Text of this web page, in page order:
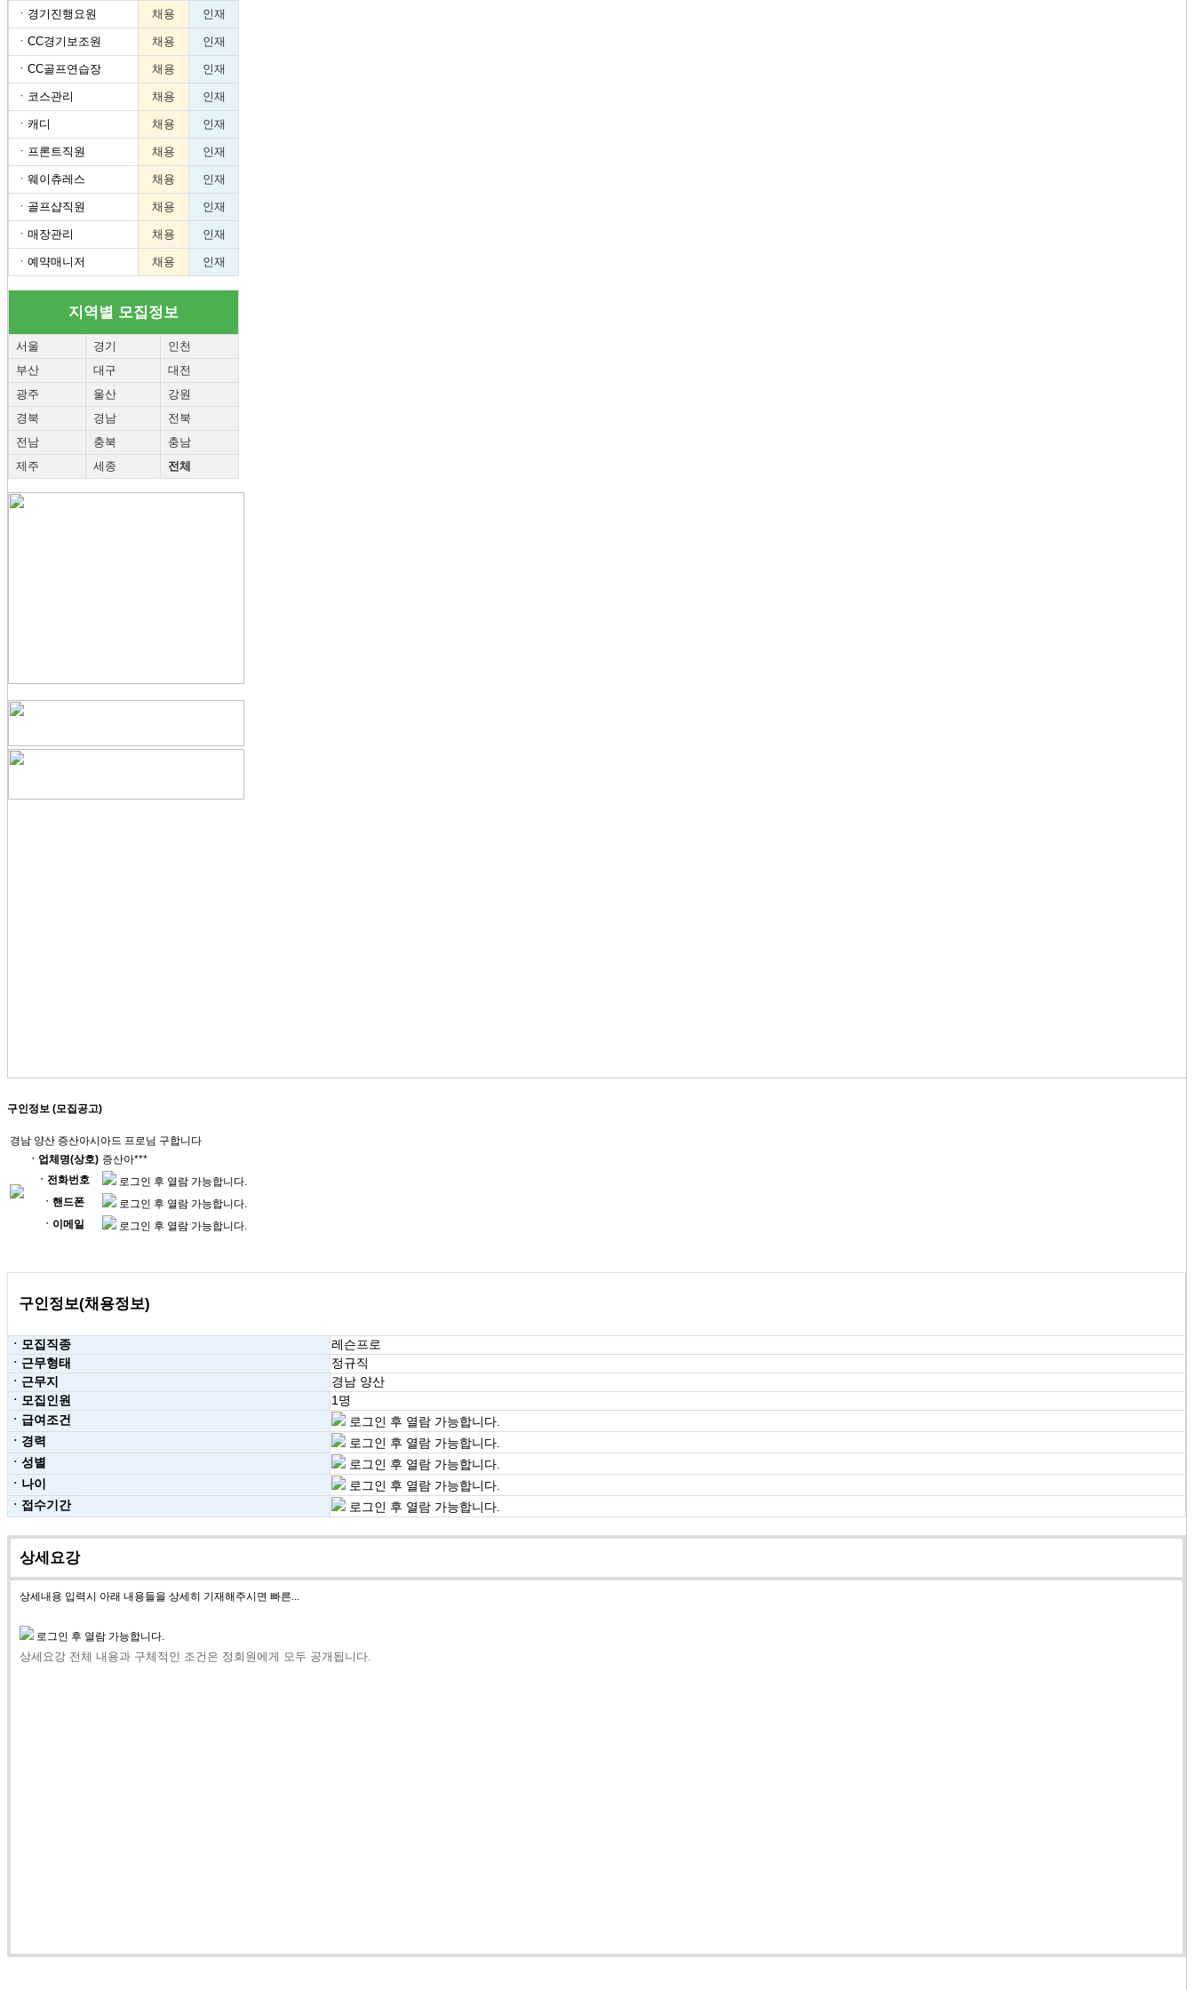
ㆍ 경기진행요원 채용 인재
ㆍ CC경기보조원 채용 인재
ㆍ CC골프연습장 채용 인재
ㆍ 코스관리 채용 인재
ㆍ 캐디 채용 인재
ㆍ 프론트직원 채용 인재
ㆍ 웨이츄레스 채용 인재
ㆍ 골프샵직원 채용 인재
ㆍ 매장관리 채용 인재
ㆍ 예약매니저 채용 인재
지역별 모집정보
서울 경기
인천
부산
대구
대전
광주
울산
강원
경북
경남
전북
전남
충북
충남
제주
세종 전체
구인정보 (모집공고)
경남 양산 증산아시아드 프로님 구합니다
ㆍ업체명(상호) 증산아***
ㆍ전화번호
로그인 후 열람 가능합니다.
ㆍ핸드폰
로그인 후 열람 가능합니다.
ㆍ이메일
로그인 후 열람 가능합니다.
구인정보(채용정보)
ㆍ모집직종
레슨프로
ㆍ근무형태
정규직
ㆍ근무지
경남 양산
ㆍ모집인원
1명
ㆍ급여조건
로그인 후 열람 가능합니다.
ㆍ경력
로그인 후 열람 가능합니다.
ㆍ성별
로그인 후 열람 가능합니다.
ㆍ나이
로그인 후 열람 가능합니다.
ㆍ접수기간
로그인 후 열람 가능합니다.
상세요강
상세내용 입력시 아래 내용들을 상세히 기재해주시면 빠른...
로그인 후 열람 가능합니다.
상세요강 전체 내용과 구체적인 조건은 정회원에게 모두 공개됩니다.